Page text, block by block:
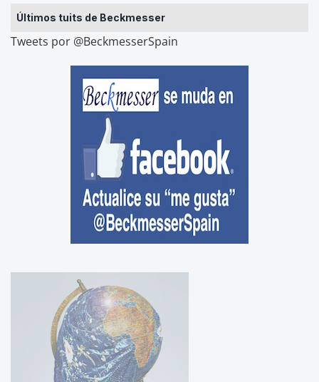
Últimos tuits de Beckmesser
Tweets por @BeckmesserSpain